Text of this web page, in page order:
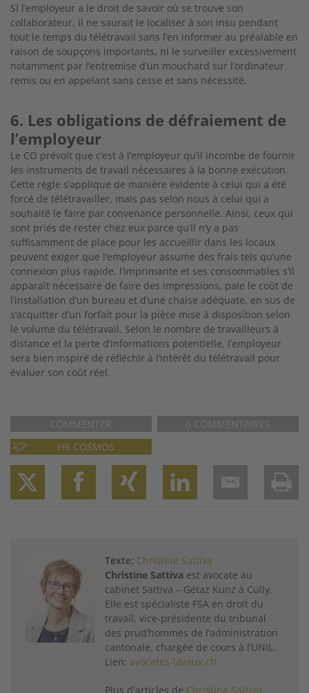
Si l’employeur a le droit de savoir où se trouve son
collaborateur, il ne saurait le localiser à son insu pendant
tout le temps du télétravail sans l’en informer au préalable en
raison de soupçons importants, ni le surveiller excessivement
notamment par l’entremise d’un mouchard sur l’ordinateur
remis ou en appelant sans cesse et sans nécessité.
6. Les obligations de défraiement de
l’employeur
Le CO prévoit que c’est à l’employeur qu’il incombe de fournir
les instruments de travail nécessaires à la bonne exécution.
Cette règle s’applique de manière évidente à celui qui a été
forcé de télétravailler, mais pas selon nous à celui qui a
souhaité le faire par convenance personnelle. Ainsi, ceux qui
sont priés de rester chez eux parce qu’il n’y a pas
suffisamment de place pour les accueillir dans les locaux
peuvent exiger que l’employeur assume des frais tels qu’une
connexion plus rapide, l’imprimante et ses consommables s’il
apparaît nécessaire de faire des impressions, paie le coût de
l’installation d’un bureau et d’une chaise adéquate, en sus de
s’acquitter d’un forfait pour la pièce mise à disposition selon
le volume du télétravail. Selon le nombre de travailleurs à
distance et la perte d’informations potentielle, l’employeur
sera bien inspiré de réfléchir à l’intérêt du télétravail pour
évaluer son coût réel.
COMMENTER
0 COMMENTAIRES
HR COSMOS
Texte: Christine Sattiva
Christine Sattiva est avocate au
cabinet Sattiva – Gétaz Kunz à Cully.
Elle est spécialiste FSA en droit du
travail, vice-présidente du tribunal
des prud’hommes de l’administration
cantonale, chargée de cours à l’UNIL.
Lien: avocates-lavaux.ch
Plus d'articles de Christine Sattiva